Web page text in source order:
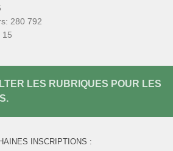
280 792
15
LES RUBRIQUES POUR LES
INSCRIPTIONS :